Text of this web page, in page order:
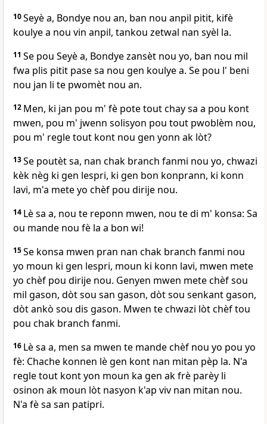
10Seyè a, Bondye nou an, ban nou anpil pitit, kifè
koulye a nou vin anpil, tankou zetwal nan syèl la.
11 Se pou Seyè a, Bondye zansèt nou yo, ban nou mil
fwa plis pitit pase sa nou gen koulye a. Se pou l' beni
nou jan li te pwomèt nou an.
12 Men, ki jan pou m' fè pote tout chay sa a pou kont
mwen, pou m' jwenn solisyon pou tout pwoblèm nou,
pou m' regle tout kont nou gen yonn ak lòt?
13Se poutèt sa, nan chak branch fanmi nou yo, chwazi
kèk nèg ki gen lespri, ki gen bon konprann, ki konn
lavi, m'a mete yo chèf pou dirije nou.
14 Lè sa a, nou te reponn mwen, nou te di m' konsa: Sa
ou mande nou fè la a bon wi!
15Se konsa mwen pran nan chak branch fanmi nou
yo moun ki gen lespri, moun ki konn lavi, mwen mete
yo chèf pou dirije nou. Genyen mwen mete chèf sou
mil gason, dòt sou san gason, dòt sou senkant gason,
dòt ankò sou dis gason. Mwen te chwazi lòt chèf tou
pou chak branch fanmi.
16 Lè sa a, men sa mwen te mande chèf nou yo pou yo
fè: Chache konnen lè gen kont nan mitan pèp la. N'a
regle tout kont yon moun ka gen ak frè parèy li
osinon ak moun lòt nasyon k'ap viv nan mitan nou.
N'a fè sa san patipri.